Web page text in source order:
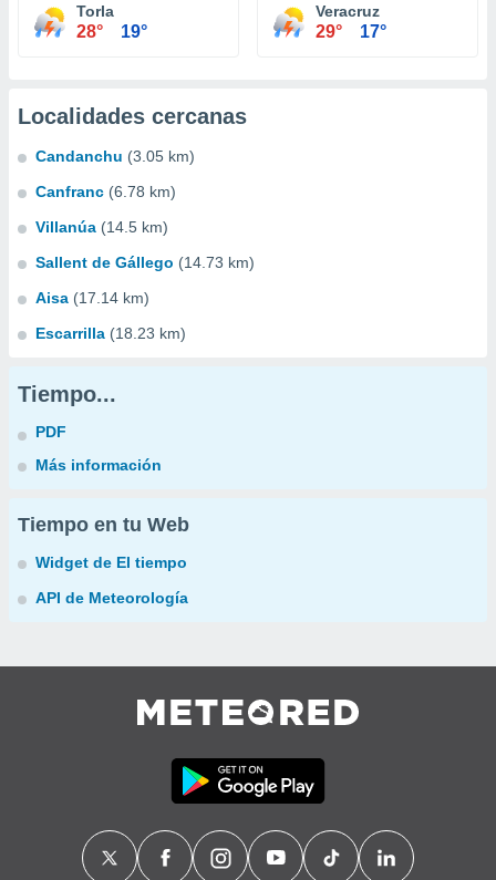
Torla
28° 19°
Veracruz
29° 17°
Localidades cercanas
Candanchu (3.05 km)
Canfranc (6.78 km)
Villanúa (14.5 km)
Sallent de Gállego (14.73 km)
Aisa (17.14 km)
Escarrilla (18.23 km)
Tiempo...
PDF
Más información
Tiempo en tu Web
Widget de El tiempo
API de Meteorología